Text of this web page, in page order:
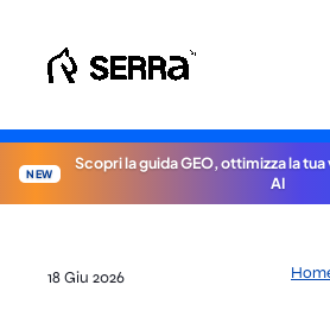
contenuto
NEW
Scopri la guida GEO, ottimizza la
AI
18 Giu 2026